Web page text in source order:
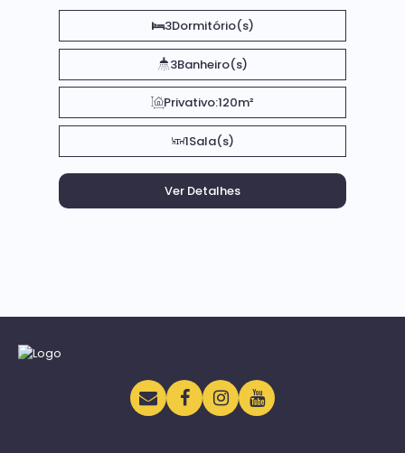
3Dormitório(s)
3Banheiro(s)
Privativo:120m²
1Sala(s)